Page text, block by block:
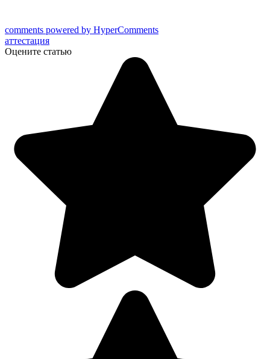
comments powered by HyperComments
аттестация
Оцените статью